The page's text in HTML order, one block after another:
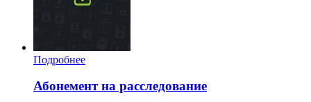
Подробнее
Абонемент на расследование